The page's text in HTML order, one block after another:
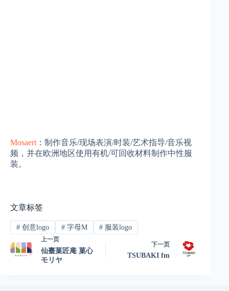
Mosaert ：制作音乐/现场表演/时装/艺术指导/音乐视
频，并在欧洲地区使用有机/可回收材料制作中性服
装。
文章标签
#创意logo #字母M # 服装logo
上一页
仙臺菓匠庵 菓心
モリヤ
下一页
TSUBAKI fm